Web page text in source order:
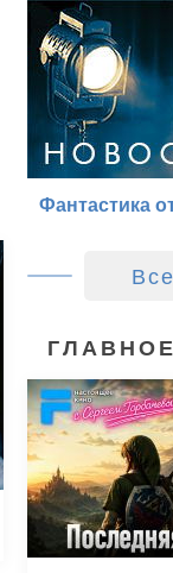
Фантастика